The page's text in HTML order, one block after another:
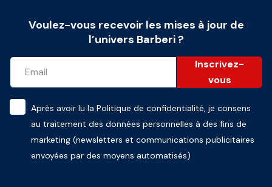
Voulez-vous recevoir les mises à jour de
l’univers Barberi ?
Inscrivez-
vous
Après avoir lu la Politique de confidentialité, je consens
au traitement des données personnelles à des fins de
marketing (newsletters et communications publicitaires
envoyées par des moyens automatisés)